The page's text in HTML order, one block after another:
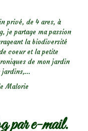
privé, de 4 ares, à
je partage ma passion
la biodiversité
coeur et la petite
de mon jardin
jardins,...
Malorie
par e-mail.